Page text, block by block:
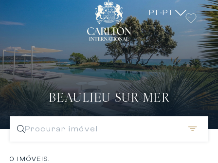
PT-PT
Procurar imóvel
BEAULIEU SUR MER
0 IMÓVEIS.